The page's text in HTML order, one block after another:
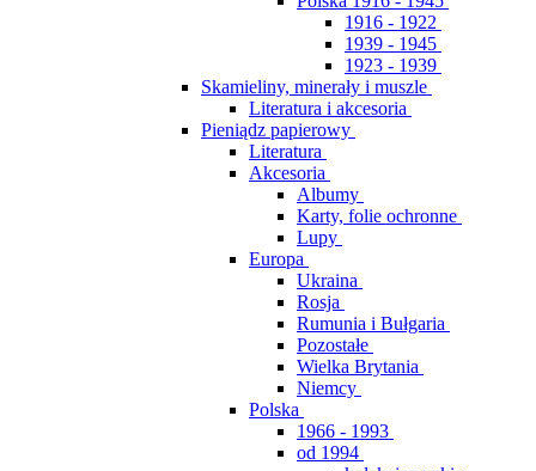
1916 - 1922
1939 - 1945
1923 - 1939
Skamieliny, minerały i muszle
Literatura i akcesoria
Pieniądz papierowy
Literatura
Akcesoria
Albumy
Karty, folie ochronne
Lupy
Europa
Ukraina
Rosja
Rumunia i Bułgaria
Pozostałe
Wielka Brytania
Niemcy
Polska
1966 - 1993
od 1994